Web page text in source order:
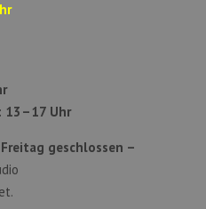
13–17 Uhr
geschlossen –